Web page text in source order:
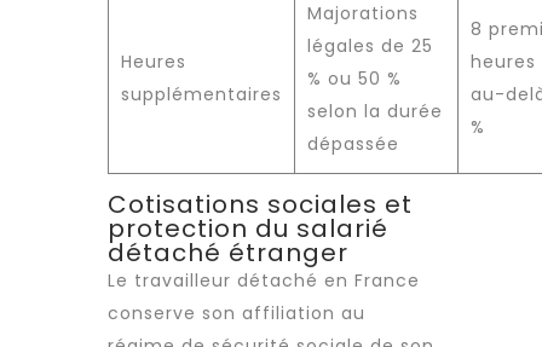
Heures
supplémentaires
Majorations
légales de 25
% ou 50 %
selon la durée
dépassée
8
heures
au-
%
Cotisations sociales et
protection du salarié
détaché étranger
Le travailleur détaché en France
conserve son affiliation au